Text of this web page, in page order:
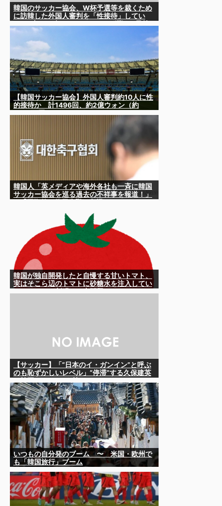
韓国のサッカー協会、W杯予選等を裁くため
に訪韓した外国人審判を「性接待」してい
を持ってりゃそうなるわな
【韓国サッカー協会】外国人審判約10人に性
的接待か 計1496回、約2億ウォン（約
韓国人「英メディアや海外各社も一斉に韓国
サッカー協会を巡る過去の不祥事を報道！」
韓国が独自開発したと自慢する甘いトマト、
実はそこら辺のトマトに砂糖水を注入してい
【サッカー】「“日本のイ・ガンイン”と呼ぶ
のも恥ずかしいレベル」“停滞”する久保建英
いつもの自分発のブーム 〜 米国・欧州で
も「韓国旅行」ブーム